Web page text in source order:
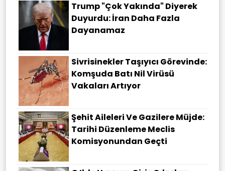
Trump "çok Yakında" Diyerek
Duyurdu: İran Daha Fazla
Dayanamaz
Sivrisinekler Taşıyıcı Görevinde:
Komşuda Batı Nil Virüsü
Vakaları Artıyor
Şehit Aileleri Ve Gazilere Müjde:
Tarihi Düzenleme Meclis
Komisyonundan Geçti